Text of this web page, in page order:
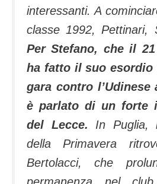
interessanti. A
classe 1992, Pettinari,
Per Stefano, che il
ha fatto il suo esordio
gara contro l’Udinese
è parlato di un forte
del Lecce. In Puglia,
della Primavera
Bertolacci, che